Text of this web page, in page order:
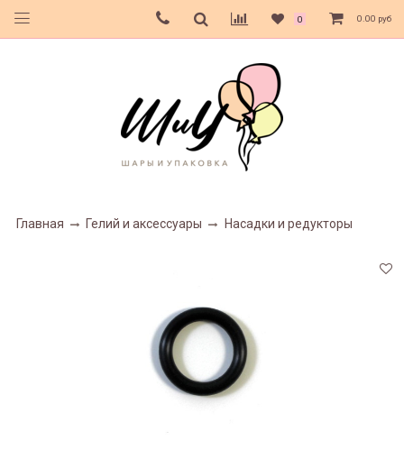
0 0.00 руб
Главная Гелий и аксессуары Насадки и редукторы